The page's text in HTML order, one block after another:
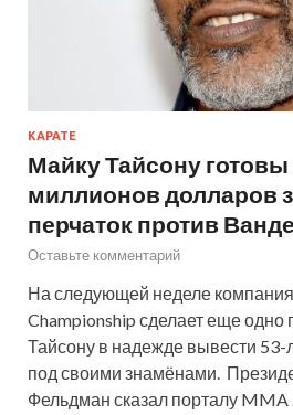
КАРАТЕ
Майку Тайсону
миллионов долларов
перчаток против
Оставьте комментарий
На следующей неделе
Championship сделает еще
Тайсону в надежде вывести 53-
под своими знамёнами.
Фельдман сказал порталу MMA